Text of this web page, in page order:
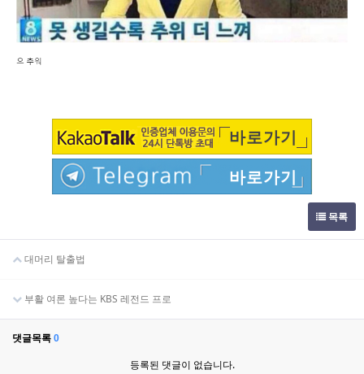
바로가기
바로가기
목록
대머리 탈출법
부활 여론 높다는 KBS 레전드 프로
댓글목록 0
등록된 댓글이 없습니다.